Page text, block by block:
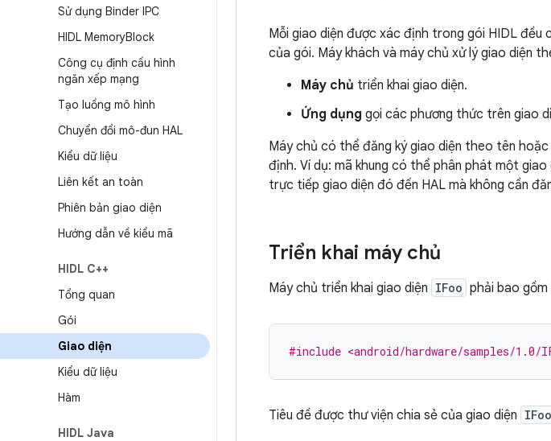
Sử dụng Binder IPC
HIDL MemoryBlock
Công cụ định cấu hình
ngăn xếp mạng
Tạo luồng mô hình
Chuyển đổi mô-đun HAL
Kiểu dữ liệu
Liên kết an toàn
Phiên bản giao diện
Hướng dẫn về kiểu mã
HIDL C++
Tổng quan
Gói
Giao diện
Kiểu dữ liệu
Hàm
HIDL Java
Mỗi giao diện được xác định trong gói HIDL
của gói. Máy khách và máy chủ xử lý giao diện
Máy chủ triển khai giao diện.
Ứng dụng gọi các phương thức trên giao
Máy chủ có thể đăng ký giao diện theo tên
định. Ví dụ: mã khung có thể phân phát một
trực tiếp giao diện đó đến HAL mà không cần
Triển khai máy chủ
Máy chủ triển khai giao diện IFoo phải bao
#include <android/hardware/samples/1.0/
Tiêu đề được thư viện chia sẻ của giao diện IFoo